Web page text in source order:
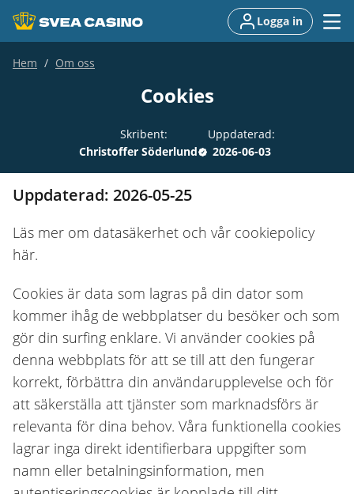
Logga in
Hem Om oss
Cookies
Skribent:
Christoffer Söderlund
Uppdaterad:
2026-06-03
Uppdaterad: 2026-05-25
Läs mer om datasäkerhet och vår cookiepolicy
här.
Cookies är data som lagras på din dator som
kommer ihåg de webbplatser du besöker och som
gör din surfing enklare. Vi använder cookies på
denna webbplats för att se till att den fungerar
korrekt, förbättra din användarupplevelse och för
att säkerställa att tjänster som marknadsförs är
relevanta för dina behov. Våra funktionella cookies
lagrar inga direkt identifierbara uppgifter som
namn eller betalningsinformation, men